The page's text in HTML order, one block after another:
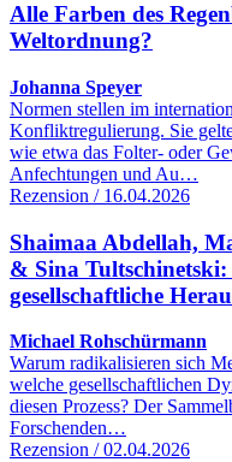
Alle Farben des
Weltordnung?
Johanna Speyer
Normen stellen im
Konfliktregulierung. Sie
wie etwa das Folter- oder
Anfechtungen und Au…
Rezension / 16.04.2026
Shaimaa Abdellah,
& Sina Tultschinetski:
gesellschaftliche
Michael Rohschürmann
Warum radikalisieren sich
welche gesellschaftlichen
diesen Prozess? Der
Forschenden…
Rezension / 02.04.2026